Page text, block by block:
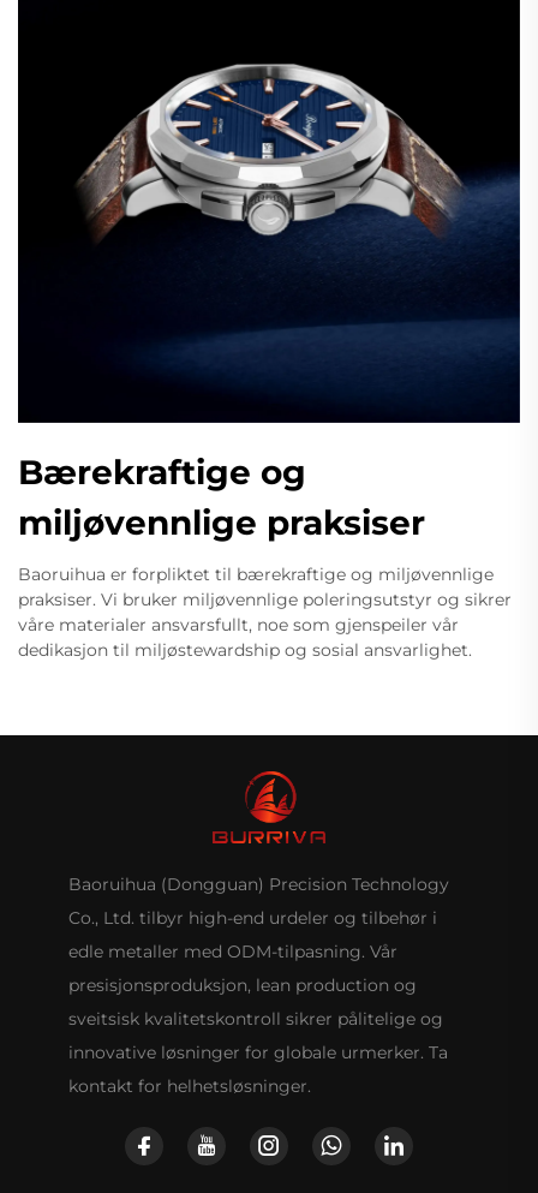
Bærekraftige og
miljøvennlige praksiser
Baoruihua er forpliktet til bærekraftige og miljøvennlige
praksiser. Vi bruker miljøvennlige poleringsutstyr og sikrer
våre materialer ansvarsfullt, noe som gjenspeiler vår
dedikasjon til miljøstewardship og sosial ansvarlighet.
Baoruihua (Dongguan) Precision Technology
Co., Ltd. tilbyr high-end urdeler og tilbehør i
edle metaller med ODM-tilpasning. Vår
presisjonsproduksjon, lean production og
sveitsisk kvalitetskontroll sikrer pålitelige og
innovative løsninger for globale urmerker. Ta
kontakt for helhetsløsninger.